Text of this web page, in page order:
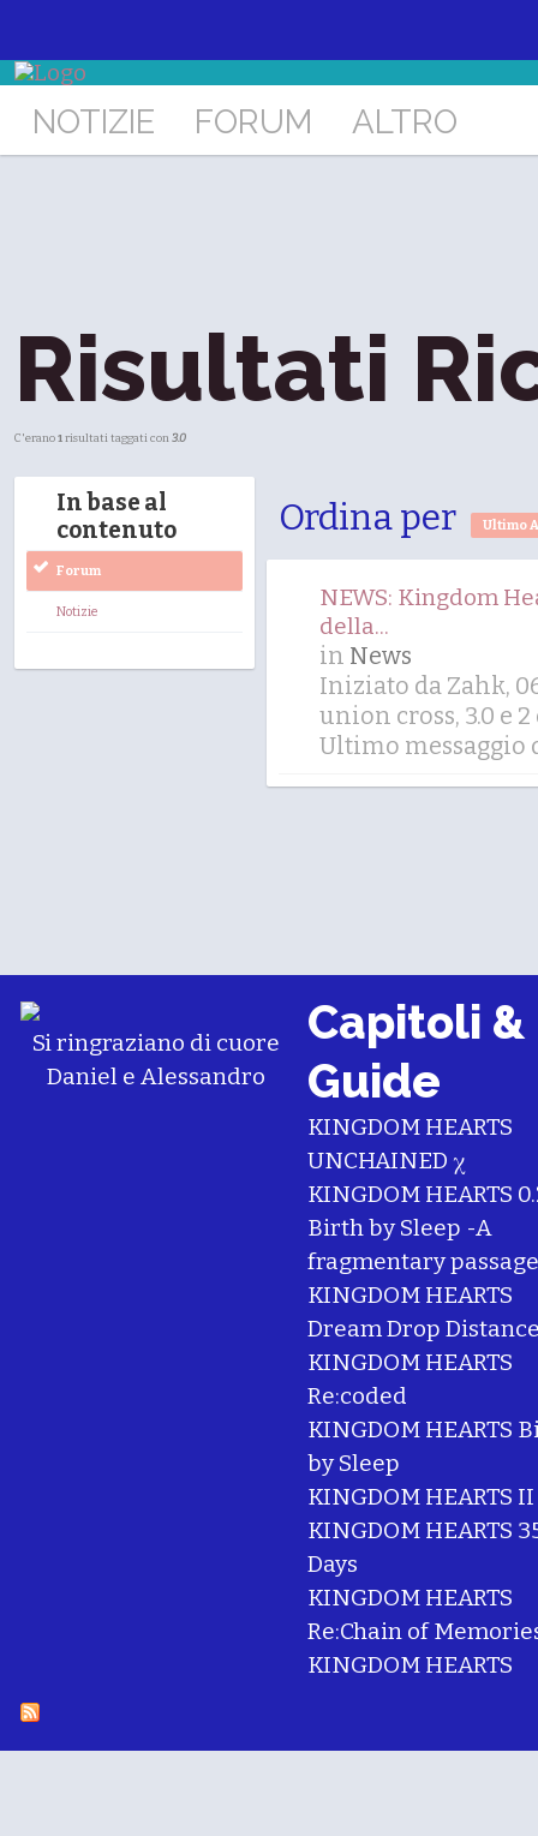
NOTIZIE FORUM ALTRO
Risultati
C'erano1risultati taggati con3.0
In base al
contenuto
Forum
Notizie
Ordina per Ultimo
NEWS: Kingdom
della...
in News
Iniziato da Zahk,
union cross, 3.0 e
Ultimo messaggio
Si ringraziano di cuore
Daniel e Alessandro
Capitoli &
Guide
KINGDOM HEARTS
UNCHAINED χ
KINGDOM HEARTS
Birth by Sleep -A
fragmentary
KINGDOM HEARTS
Dream Drop
KINGDOM HEARTS
Re:coded
KINGDOM HEARTS
by Sleep
KINGDOM HEARTS II
KINGDOM HEARTS
Days
KINGDOM HEARTS
Re:Chain of
KINGDOM HEARTS